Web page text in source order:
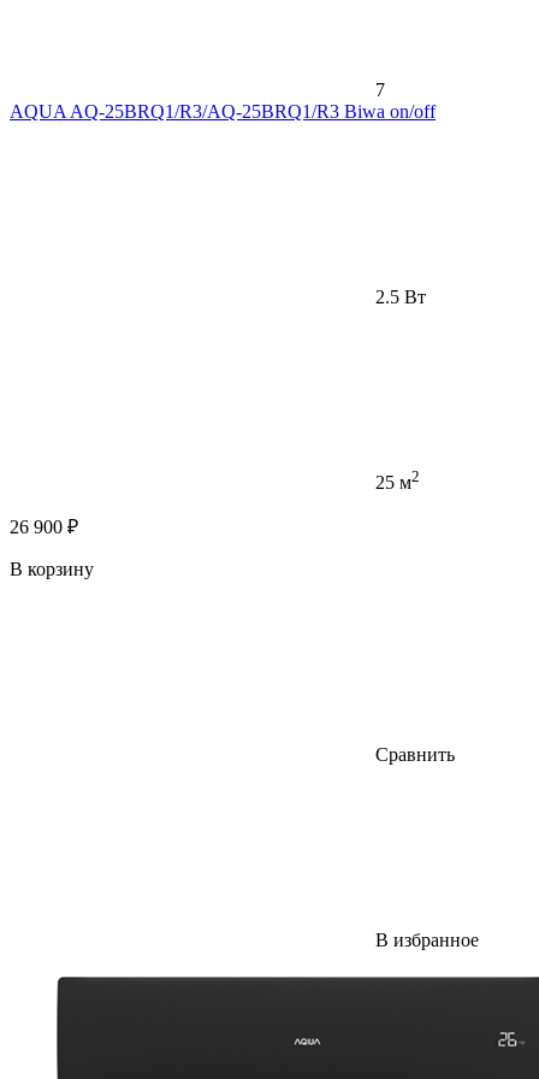
7
AQUA AQ-25BRQ1/R3/AQ-25BRQ1/R3 Biwa on/off
2.5 Вт
25 м2
26 900 ₽
В корзину
Сравнить
В избранное